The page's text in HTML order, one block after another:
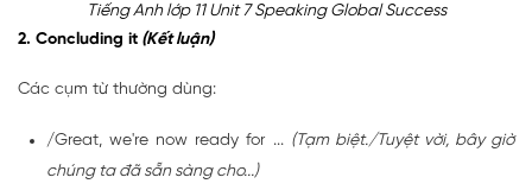
Tiếng Anh lớp 11 Unit 7 Speaking Global Success
2. Concluding it (Kết luận)
Các cụm từ thường dùng:
/Great, we're now ready for ... (Tạm biệt./Tuyệt vời, bây giờ
chúng ta đã sẵn sàng cho...)